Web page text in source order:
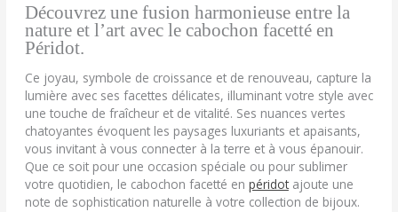
Découvrez une fusion harmonieuse entre la
nature et l’art avec le cabochon facetté en
Péridot.
Ce joyau, symbole de croissance et de renouveau, capture la
lumière avec ses facettes délicates, illuminant votre style avec
une touche de fraîcheur et de vitalité. Ses nuances vertes
chatoyantes évoquent les paysages luxuriants et apaisants,
vous invitant à vous connecter à la terre et à vous épanouir.
Que ce soit pour une occasion spéciale ou pour sublimer
votre quotidien, le cabochon facetté en péridotajoute une
note de sophistication naturelle à votre collection de bijoux.